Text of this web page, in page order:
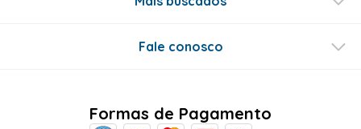
Fale conosco
Formas de Pagamento